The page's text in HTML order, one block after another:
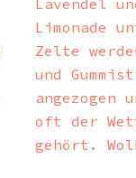
Limonade
Zelte
und
angezogen
oft der
gehört.